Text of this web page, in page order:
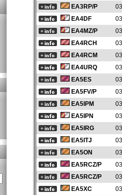
EA3RP/P
EA4DF
EA4MZ/P
EA4RCH
EA4RCM
EA4URQ
EA5ES
EA5FV/P
EA5IPM
EA5IPN
EA5IRG
EA5ITJ
EA5ON
EA5RCZ/P
EA5RCZ/P
EA5XC